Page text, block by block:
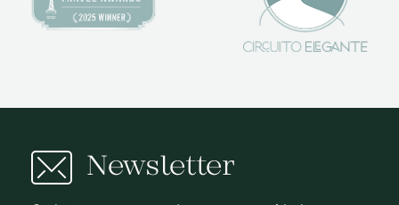
Newsletter